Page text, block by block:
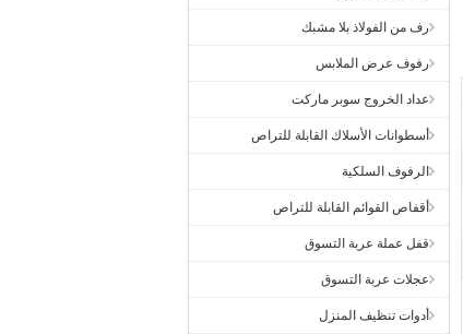
رف من الفولاذ بلا مشبك
رفوف عرض الملابس
عداد الخروج سوبر ماركت
أسطوانات الأسلاك القابلة للتراص
الرفوف السلكية
أقفاص القوائم القابلة للتراص
قفل عملة عربة التسوق
عجلات عربة التسوق
أدوات تنظيف المنزل